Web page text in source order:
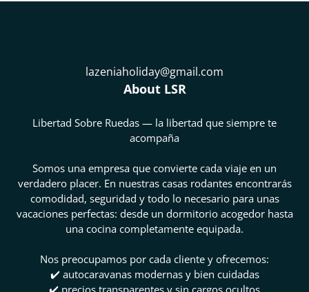
lazeniaholiday@gmail.com
About LSR
Libertad Sobre Ruedas — la libertad que siempre te
acompaña
Somos una empresa que convierte cada viaje en un
verdadero placer. En nuestras casas rodantes encontrarás
comodidad, seguridad y todo lo necesario para unas
vacaciones perfectas: desde un dormitorio acogedor hasta
una cocina completamente equipada.
Nos preocupamos por cada cliente y ofrecemos:
✔️ autocaravanas modernas y bien cuidadas